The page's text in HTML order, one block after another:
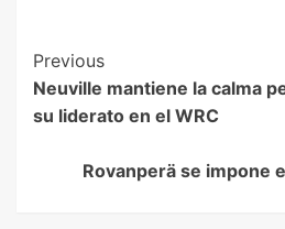
Previous
Neuville mantiene la calma
su liderato en el WRC
Rovanperä se impone